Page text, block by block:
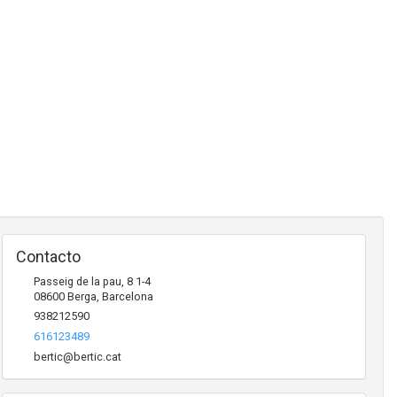
Contacto
Passeig de la pau, 8 1-4
08600 Berga, Barcelona
938212590
616123489
bertic@bertic.cat